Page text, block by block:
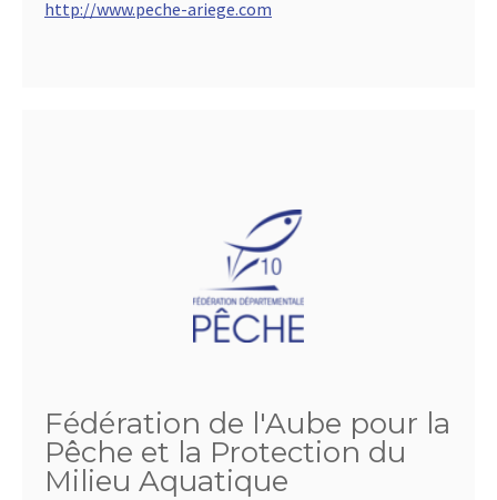
http://www.peche-ariege.com
Fédération de l'Aube pour la
Pêche et la Protection du
Milieu Aquatique